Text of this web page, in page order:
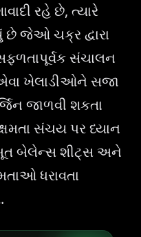
રહે છે, ત્યારે
જેઓ ચક્ર દ્વારા
સંચાલન
ખેલાડીઓને સજા
જાળવી શકતા
સંચય પર ધ્યાન
બેલેન્સ શીટ્સ અને
ધરાવતા